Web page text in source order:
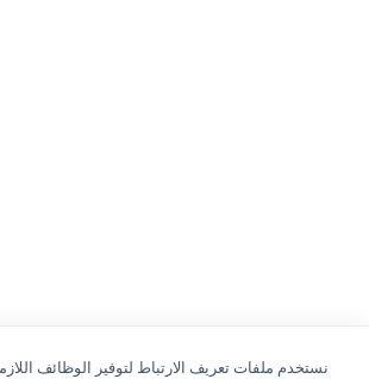
نستخدم ملفات تعريف الارتباط لتوفير الوظائف